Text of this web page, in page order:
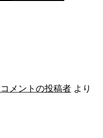
メントの投稿者 より